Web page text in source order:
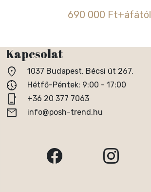
690 000 Ft+áfától
Kapcsolat
location_on 1037 Budapest, Bécsi út 267.
nest_clock_farsight_analog Hétfő-Péntek: 9:00 - 17:00
phone_iphone +36 20 377 7063
email info@posh-trend.hu